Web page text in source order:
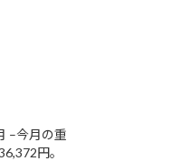
–今月の重
円。